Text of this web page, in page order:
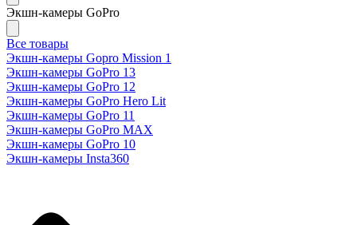
Экшн-камеры GoPro
Все товары
Экшн-камеры Gopro Mission 1
Экшн-камеры GoPro 13
Экшн-камеры GoPro 12
Экшн-камеры GoPro Hero Lit
Экшн-камеры GoPro 11
Экшн-камеры GoPro MAX
Экшн-камеры GoPro 10
Экшн-камеры Insta360